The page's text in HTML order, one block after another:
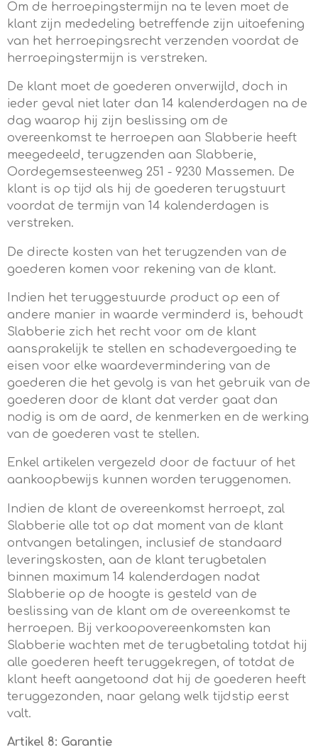
Om de herroepingstermijn na te leven moet de
klant zijn mededeling betreffende zijn uitoefening
van het herroepingsrecht verzenden voordat de
herroepingstermijn is verstreken.
De klant moet de goederen onverwijld, doch in
ieder geval niet later dan 14 kalenderdagen na de
dag waarop hij zijn beslissing om de
overeenkomst te herroepen aan Slabberie heeft
meegedeeld, terugzenden aan Slabberie,
Oordegemsesteenweg 251 - 9230 Massemen. De
klant is op tijd als hij de goederen terugstuurt
voordat de termijn van 14 kalenderdagen is
verstreken.
De directe kosten van het terugzenden van de
goederen komen voor rekening van de klant.
Indien het teruggestuurde product op een of
andere manier in waarde verminderd is, behoudt
Slabberie zich het recht voor om de klant
aansprakelijk te stellen en schadevergoeding te
eisen voor elke waardevermindering van de
goederen die het gevolg is van het gebruik van de
goederen door de klant dat verder gaat dan
nodig is om de aard, de kenmerken en de werking
van de goederen vast te stellen.
Enkel artikelen vergezeld door de factuur of het
aankoopbewijs kunnen worden teruggenomen.
Indien de klant de overeenkomst herroept, zal
Slabberie alle tot op dat moment van de klant
ontvangen betalingen, inclusief de standaard
leveringskosten, aan de klant terugbetalen
binnen maximum 14 kalenderdagen nadat
Slabberie op de hoogte is gesteld van de
beslissing van de klant om de overeenkomst te
herroepen. Bij verkoopovereenkomsten kan
Slabberie wachten met de terugbetaling totdat hij
alle goederen heeft teruggekregen, of totdat de
klant heeft aangetoond dat hij de goederen heeft
teruggezonden, naar gelang welk tijdstip eerst
valt.
Artikel 8: Garantie